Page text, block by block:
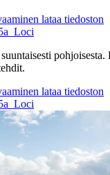
lataa tiedoston
lataa tiedoston